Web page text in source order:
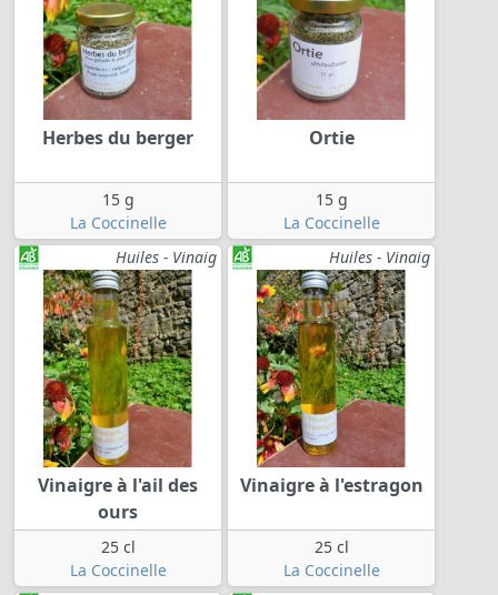
Herbes du berger
15 g
La Coccinelle
Ortie
15 g
La Coccinelle
Huiles - Vinaig
Vinaigre à l'ail des
ours
25 cl
La Coccinelle
Huiles - Vinaig
Vinaigre à l'estragon
25 cl
La Coccinelle